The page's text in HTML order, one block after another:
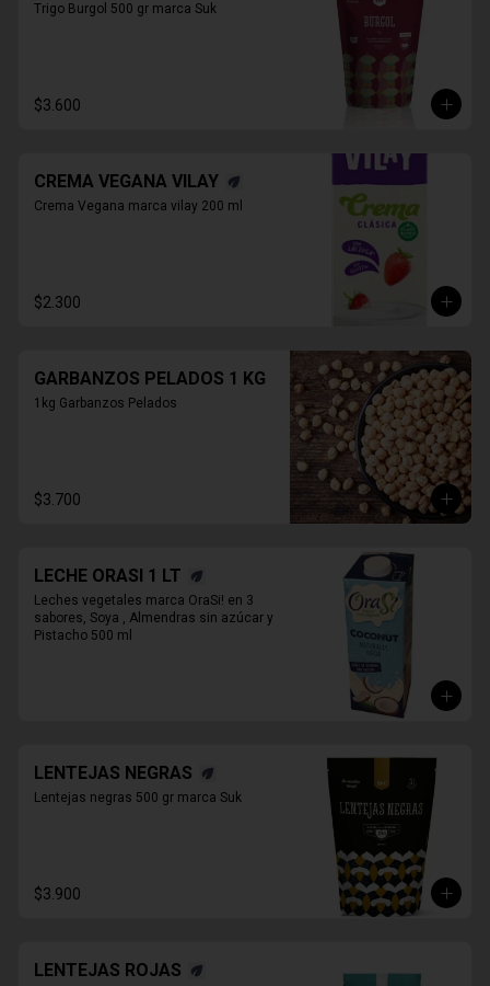
Trigo Burgol 500 gr marca Suk
$3.600
CREMA VEGANA VILAY
Crema Vegana marca vilay 200 ml
$2.300
GARBANZOS PELADOS 1 KG
1kg Garbanzos Pelados
$3.700
LECHE ORASI 1 LT
Leches vegetales marca OraSi! en 3
sabores, Soya , Almendras sin azúcar y
Pistacho 500 ml
LENTEJAS NEGRAS
Lentejas negras 500 gr marca Suk
$3.900
LENTEJAS ROJAS